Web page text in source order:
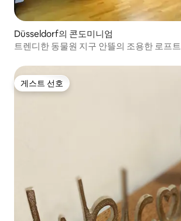
Düsseldorf의 콘도미니엄
트렌디한 동물원 지구 안뜰의 조용한 로프트
게스트 선호
게스트 선호